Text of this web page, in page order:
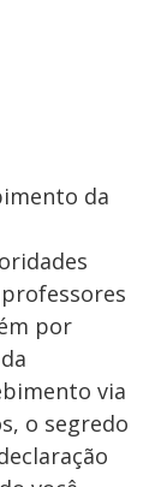
da
por
via
o segredo